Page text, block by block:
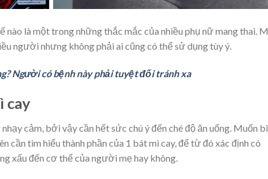
nào là một trong những thắc mắc của nhiều phụ nữ mang thai.
người nhưng không phải ai cũng có thể sử dụng tùy ý.
Người có bệnh này phải tuyệt đối tránh xa
cay
cảm, bởi vậy cần hết sức chú ý đến ché độ ăn uống. Muốn
cần tìm hiểu thành phần của 1 bát mì cay, để từ đó xác định có
xấu đến cơ thể của người mẹ hay không.